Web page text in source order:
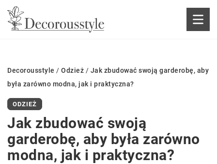
Decorousstyle / Odzież / Jak zbudować swoją garderobę, aby
była zarówno modna, jak i praktyczna?
ODZIEŻ
Jak zbudować swoją
garderobę, aby była zarówno
modna, jak i praktyczna?